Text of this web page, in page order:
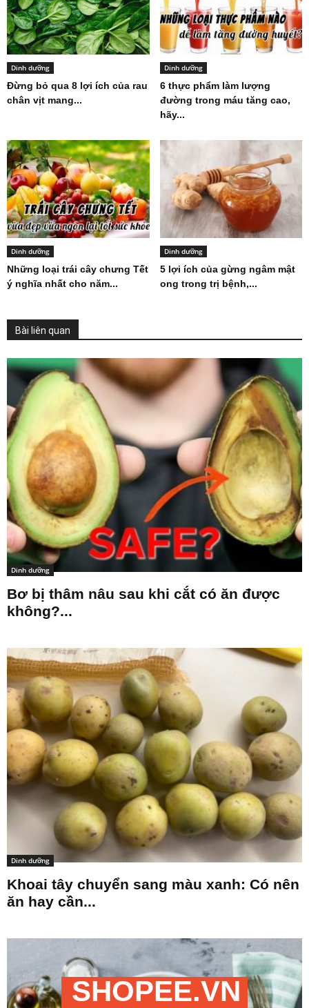
Dinh dưỡng
Đừng bỏ qua 8 lợi ích của rau
chân vịt mang...
Dinh dưỡng
6 thực phẩm làm lượng
đường trong máu tăng cao,
hãy...
Dinh dưỡng
Những loại trái cây chưng Tết
ý nghĩa nhất cho năm...
Dinh dưỡng
5 lợi ích của gừng ngâm mật
ong trong trị bệnh,...
Bài liên quan
Dinh dưỡng
Bơ bị thâm nâu sau khi cắt có ăn được
không?...
Dinh dưỡng
Khoai tây chuyển sang màu xanh: Có nên
ăn hay cần...
SHOPEE.VN